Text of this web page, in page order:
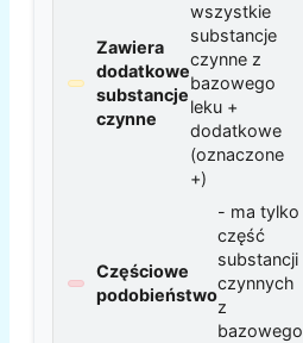
Zawiera
dodatkowe
substancje
czynne
wszystkie
substancje
czynne z
bazowego
leku +
dodatkowe
(oznaczone
+)
Częściowe
podobieństwo
- ma tylko
część
substancji
czynnych
z
bazowego